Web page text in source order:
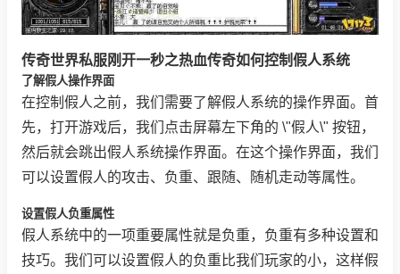
传奇世界私服刚开一秒之热血传奇如何控制假人系统
了解假人操作界面
在控制假人之前，我们需要了解假人系统的操作界面。首
先，打开游戏后，我们点击屏幕左下角的 \"假人\" 按钮，
然后就会跳出假人系统操作界面。在这个操作界面，我们
可以设置假人的攻击、负重、跟随、随机走动等属性。
设置假人负重属性
假人系统中的一项重要属性就是负重，负重有多种设置和
技巧。我们可以设置假人的负重比我们玩家的小，这样假